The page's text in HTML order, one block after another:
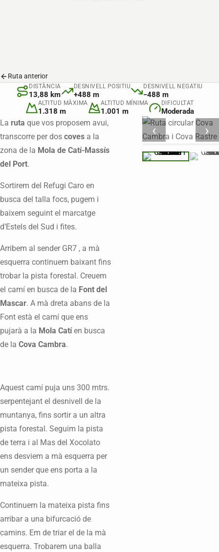
Ruta anterior
DISTÀNCIA
13,88 km
DESNIVELL POSITIU
+488 m
DESNIVELL NEGATIU
−488 m
ALTITUD MÀXIMA
1.318 m
ALTITUD MÍNIMA
1.001 m
DIFICULTAT
Moderada
La ruta que vos proposem avui,
transcorre per dos coves a la
zona de la Mola de Catí-Massís
del Port.
Sortirem del Refugi Caro en
busca del talla focs, pugem i
baixem seguint el marcatge
d’Estels del Sud i fites.
Arribem al sender GR7 , a mà
esquerra continuem baixant fins
trobar la pista forestal. Creuem
el camí en busca de la Font del
Mascar. A mà dreta abans de la
Font està el camí que ens
pujarà a la Mola Catíen busca
de la Cova Cambra.
Aquest camí puja uns 300 mtrs.
serpentejant el desnivell de la
muntanya, fins sortir a un altra
pista forestal. Seguim la pista
de terra i al Mas del Xocolato
ens desviem a mà esquerra per
un sender que ens porta a la
mateixa pista.
Continuem la mateixa pista fins
arribar a una bifurcació de
camins. Em de triar el de la mà
esquerra. Trobarem una balla
‹ ›